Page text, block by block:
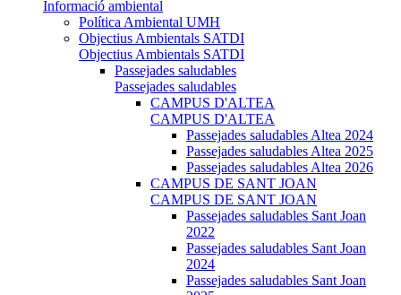
Informació ambiental
Política Ambiental UMH
Objectius Ambientals SATDI
Objectius Ambientals SATDI
Passejades saludables
Passejades saludables
CAMPUS D'ALTEA
CAMPUS D'ALTEA
Passejades saludables Altea 2024
Passejades saludables Altea 2025
Passejades saludables Altea 2026
CAMPUS DE SANT JOAN
CAMPUS DE SANT JOAN
Passejades saludables Sant Joan
2022
Passejades saludables Sant Joan
2024
Passejades saludables Sant Joan